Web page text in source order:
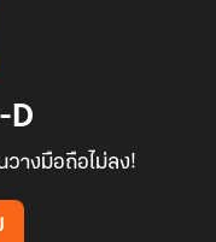
D
างมือถือไม่ลง!